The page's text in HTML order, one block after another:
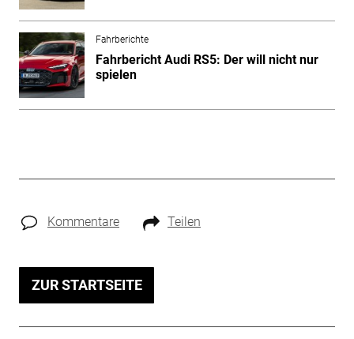
Fahrberichte
Fahrbericht Audi RS5: Der will nicht nur
spielen
Kommentare Teilen
ZUR STARTSEITE